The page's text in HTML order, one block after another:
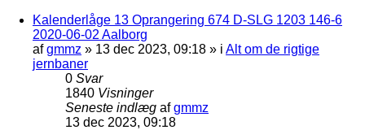
Kalenderlåge 13 Oprangering 674 D-SLG 1203 146-6
2020-06-02 Aalborg
afgmmz » 13 dec 2023, 09:18 » i Alt om de rigtige
jernbaner
0 Svar
1840 Visninger
Seneste indlæg afgmmz
13 dec 2023, 09:18